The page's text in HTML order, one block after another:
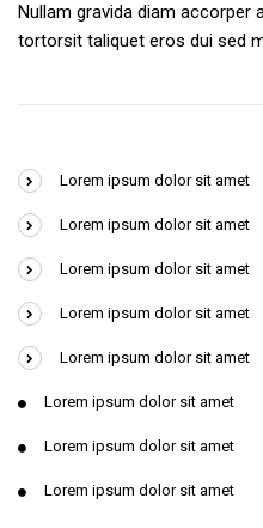
Nullam gravida diam accorper
tortorsit taliquet eros dui sed
Lorem ipsum dolor sit amet
Lorem ipsum dolor sit amet
Lorem ipsum dolor sit amet
Lorem ipsum dolor sit amet
Lorem ipsum dolor sit amet
Lorem ipsum dolor sit amet
Lorem ipsum dolor sit amet
Lorem ipsum dolor sit amet